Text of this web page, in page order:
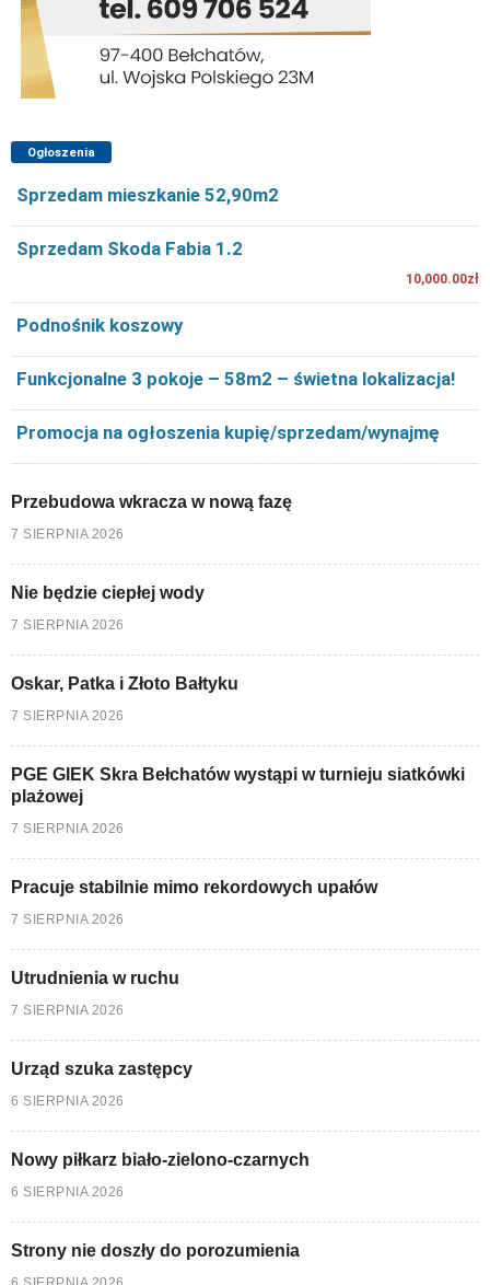
Ogłoszenia
Sprzedam mieszkanie 52,90m2
Sprzedam Skoda Fabia 1.2
10,000.00zł
Podnośnik koszowy
Funkcjonalne 3 pokoje – 58m2 – świetna lokalizacja!
Promocja na ogłoszenia kupię/sprzedam/wynajmę
Przebudowa wkracza w nową fazę
7 SIERPNIA 2026
Nie będzie ciepłej wody
7 SIERPNIA 2026
Oskar, Patka i Złoto Bałtyku
7 SIERPNIA 2026
PGE GIEK Skra Bełchatów wystąpi w turnieju siatkówki
plażowej
7 SIERPNIA 2026
Pracuje stabilnie mimo rekordowych upałów
7 SIERPNIA 2026
Utrudnienia w ruchu
7 SIERPNIA 2026
Urząd szuka zastępcy
6 SIERPNIA 2026
Nowy piłkarz biało-zielono-czarnych
6 SIERPNIA 2026
Strony nie doszły do porozumienia